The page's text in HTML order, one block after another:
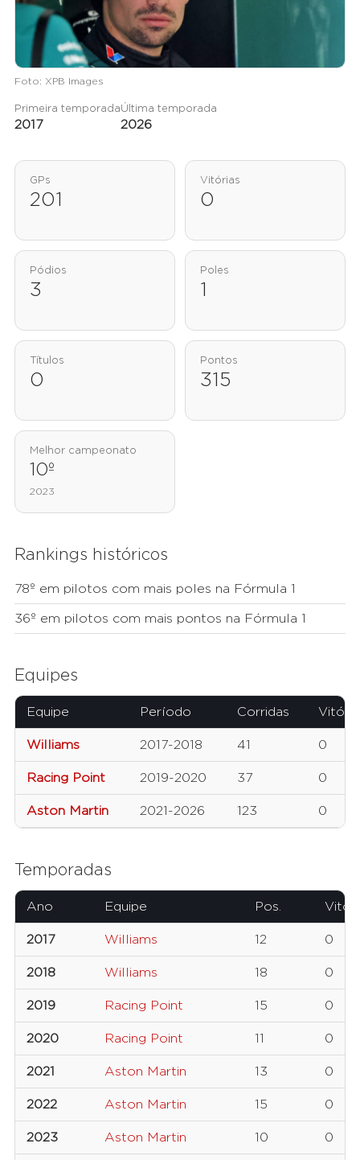
Foto: XPB Images
Primeira temporada
2017
Última temporada
2026
GPs
201
Vitórias
0
Pódios
3
Poles
1
Títulos
0
Pontos
315
Melhor campeonato
10º
2023
Rankings históricos
78º em pilotos com mais poles na Fórmula 1
36º em pilotos com mais pontos na Fórmula 1
Equipes
Equipe Período Corridas
Williams 2017-2018 41 0
Racing Point 2019-2020 37 0
Aston Martin 2021-2026 123 0
Temporadas
Ano Equipe Pos.
2017 Williams 12 0
2018 Williams 18 0
2019 Racing Point 15 0
2020 Racing Point 11 0
2021 Aston Martin 13 0
2022 Aston Martin 15 0
2023 Aston Martin 10 0